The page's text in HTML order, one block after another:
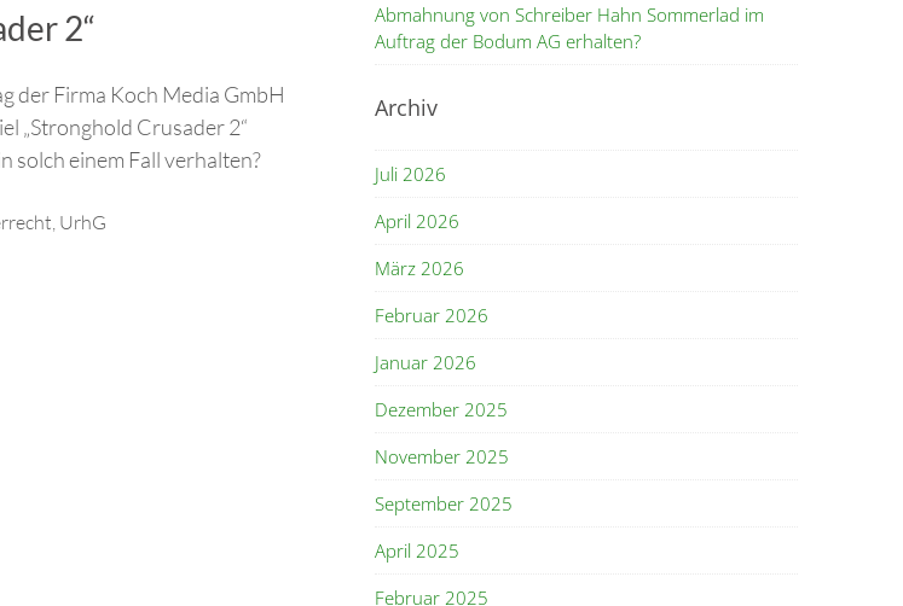
2“
der Firma Koch Media GmbH
„Stronghold Crusader 2“
solch einem Fall verhalten?
UrhG
Abmahnung von Schreiber Hahn Sommerlad im
Auftrag der Bodum AG erhalten?
Archiv
Juli 2026
April 2026
März 2026
Februar 2026
Januar 2026
Dezember 2025
November 2025
September 2025
April 2025
Februar 2025